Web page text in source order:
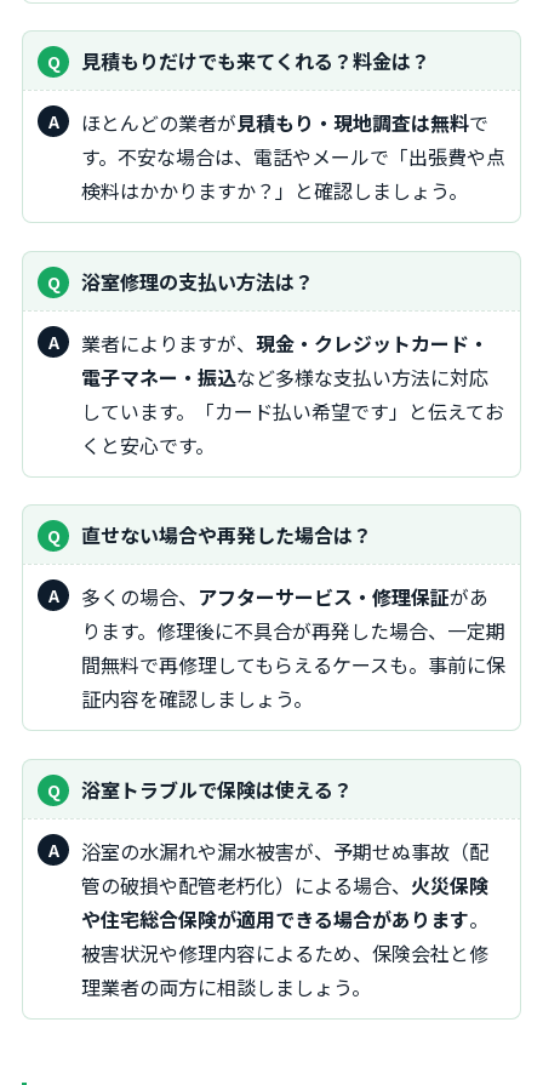
見積もりだけでも来てくれる？料金は？
ほとんどの業者が見積もり・現地調査は無料で
す。不安な場合は、電話やメールで「出張費や点
検料はかかりますか？」と確認しましょう。
浴室修理の支払い方法は？
業者によりますが、 現金・クレジットカード・
電子マネー・振込など多様な支払い方法に対応
しています。「カード払い希望です」と伝えてお
くと安心です。
直せない場合や再発した場合は？
多くの場合、 アフターサービス・修理保証があ
ります。修理後に不具合が再発した場合、一定期
間無料で再修理してもらえるケースも。事前に保
証内容を確認しましょう。
浴室トラブルで保険は使える？
浴室の水漏れや漏水被害が、予期せぬ事故（配
管の破損や配管老朽化）による場合、 火災保険
や住宅総合保険が適用できる場合があります。
被害状況や修理内容によるため、保険会社と修
理業者の両方に相談しましょう。